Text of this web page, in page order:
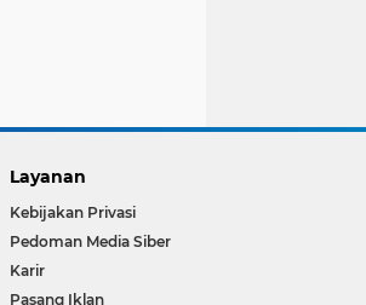
Layanan
Kebijakan Privasi
Pedoman Media Siber
Karir
Pasang Iklan